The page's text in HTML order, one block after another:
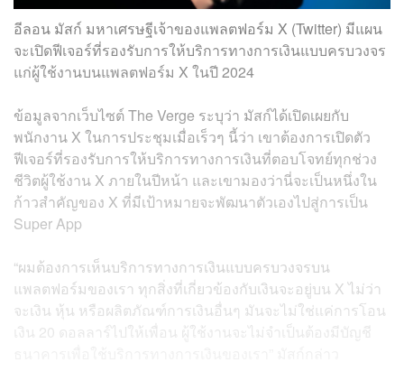
อีลอน มัสก์ มหาเศรษฐีเจ้าของแพลตฟอร์ม X (Twitter) มีแผน
จะเปิดฟีเจอร์ที่รองรับการให้บริการทางการเงินแบบครบวงจร
แก่ผู้ใช้งานบนแพลตฟอร์ม X ในปี 2024
ข้อมูลจากเว็บไซต์ The Verge ระบุว่า มัสก์ได้เปิดเผยกับ
พนักงาน X ในการประชุมเมื่อเร็วๆ นี้ว่า เขาต้องการเปิดตัว
ฟีเจอร์ที่รองรับการให้บริการทางการเงินที่ตอบโจทย์ทุกช่วง
ชีวิตผู้ใช้งาน X ภายในปีหน้า และเขามองว่านี่จะเป็นหนึ่งใน
ก้าวสำคัญของ X ที่มีเป้าหมายจะพัฒนาตัวเองไปสู่การเป็น
Super App
“ผมต้องการเห็นบริการทางการเงินแบบครบวงจรบน
แพลตฟอร์มของเรา ทุกสิ่งที่เกี่ยวข้องกับเงินจะอยู่บน X ไม่ว่า
จะเงิน หุ้น หรือผลิตภัณฑ์การเงินอื่นๆ มันจะไม่ใช่แค่การโอน
เงิน 20 ดอลลาร์ไปให้เพื่อน ผู้ใช้งานจะไม่จำเป็นต้องมีบัญชี